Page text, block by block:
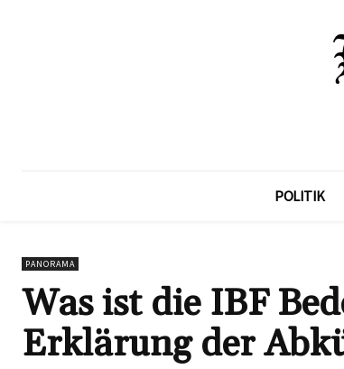
POLITIK
PANORAMA
Was ist die IBF
Erklärung der